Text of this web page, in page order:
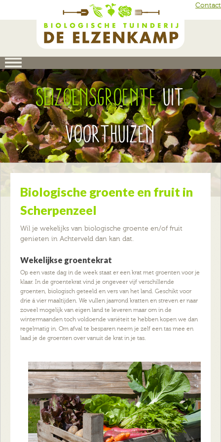
Contact
Seizoensgroenteuit
Voorthuizen
Biologische groente en fruit in
Scherpenzeel
Wil je wekelijks van biologische groente en/of fruit
genieten in Achterveld dan kan dat.
Wekelijkse groentekrat
Op een vaste dag in de week staat er een krat met groenten voor je
klaar. In de groentekrat vind je ongeveer vijf verschillende
groenten, biologisch geteeld en vers van het land. Geschikt voor
drie á vier maaltijden. We vullen jaarrond kratten en streven er naar
zoveel mogelijk van eigen land te leveren maar om in de
wintermaanden toch voldoende variëteit te hebben kopen we dan
regelmatig in. Om afval te besparen neem je zelf een tas mee en
laad je de groenten over vanuit de krat in je tas.